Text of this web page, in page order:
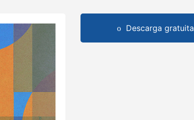
Descarga gratuita